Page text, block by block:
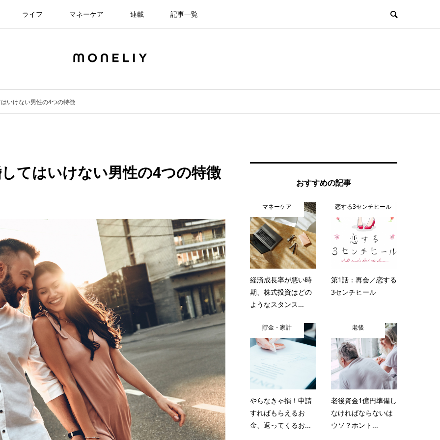
ライフ マネーケア 連載 記事一覧
いけない男性の4つの特徴
てはいけない男性の4つの特徴
おすすめの記事
マネーケア
経済成長率が悪い時
期、株式投資はどの
ようなスタンス...
恋する3センチヒール
第1話：再会／恋する
3センチヒール
貯金・家計
やらなきゃ損！申請
すればもらえるお
金、返ってくるお...
老後
老後資金1億円準備し
なければならないは
ウソ？ホント...